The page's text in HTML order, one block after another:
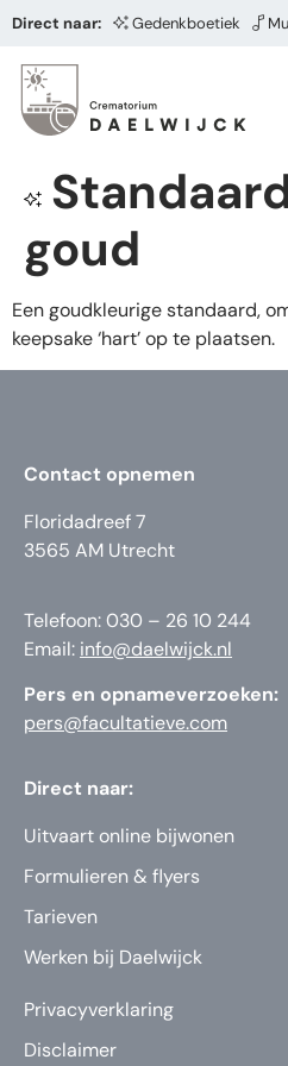
Direct naar: Gedenkboetiek
goud
Een goudkleurige standaard,
keepsake ‘hart’ op te plaatsen.
Contact opnemen
Floridadreef 7
3565 AM Utrecht
Telefoon: 030 – 26 10 244
Email: info@daelwijck.nl
Pers en opnameverzoeken:
pers@facultatieve.com
Direct naar:
Uitvaart online bijwonen
Formulieren & flyers
Tarieven
Werken bij Daelwijck
Privacyverklaring
Disclaimer